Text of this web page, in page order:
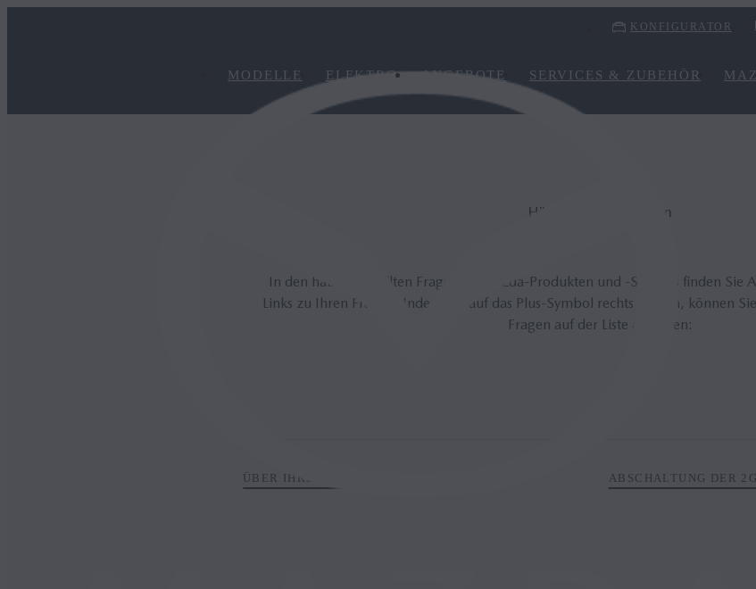
KONFIGURATOR
MODELLE ELEKTRO ANGEBOTE SERVICES & ZUBEHÖR
Häufig gestellte Fragen
In den häufig gestellten Fragen zu Mazda-Produkten und -Services finden Sie
Links zu Ihren Fragen. Indem Sie auf das Plus-Symbol rechts klicken, können
Fragen auf der Liste anzeigen:
ÜBER IHREN MAZDA ABSCHALTUNG DER